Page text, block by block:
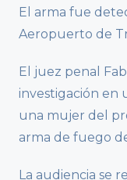
El arma fue
Aeropuerto de
El juez penal
investigación en
una mujer del
arma de fuego
La audiencia se